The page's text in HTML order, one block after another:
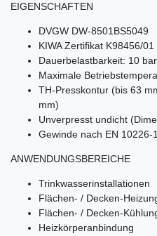
EIGENSCHAFTEN
DVGW DW-8501BS5049
KIWA Zertifikat K98456/01
Dauerbelastbarkeit: 10
Maximale
TH-Presskontur (bis 63
mm)
Unverpresst undicht
Gewinde nach EN 10226-
ANWENDUNGSBEREICHE
Trinkwasserinstallationen
Flächen- / Decken-
Flächen- / Decken-
Heizkörperanbindung